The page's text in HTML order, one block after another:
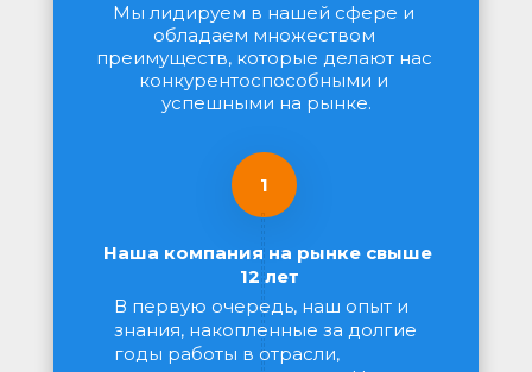
Мы лидируем в нашей сфере и
обладаем множеством
преимуществ, которые делают нас
конкурентоспособными и
успешными на рынке.
Наша компания на рынке свыше
12 лет
В первую очередь, наш опыт и
знания, накопленные за долгие
годы работы в отрасли,
1